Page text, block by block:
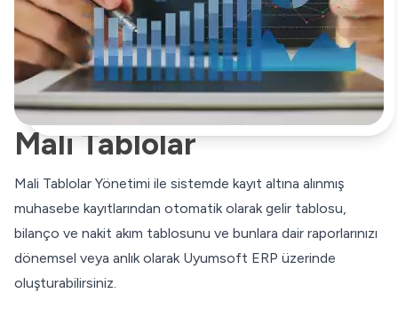
Mali Tablolar
Mali Tablolar Yönetimi ile sistemde kayıt altına alınmış
muhasebe kayıtlarından otomatik olarak gelir tablosu,
bilanço ve nakit akım tablosunu ve bunlara dair raporlarınızı
dönemsel veya anlık olarak Uyumsoft ERP üzerinde
oluşturabilirsiniz.